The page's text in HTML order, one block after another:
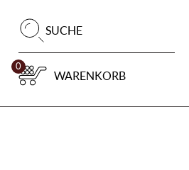
SUCHE
0
WARENKORB